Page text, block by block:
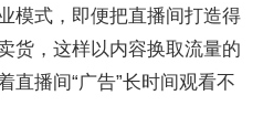
模式，即便把直播间打造得
货，这样以内容换取流量的
直播间“广告”长时间观看不